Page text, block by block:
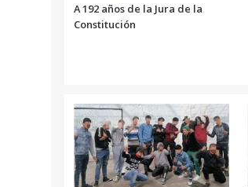
A 192 años de la Jura de la
Constitución